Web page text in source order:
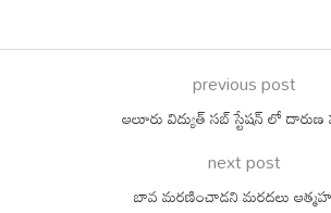
previous post
ఆలూరు విద్యుత్ సబ్ స్టేషన్ లో
next post
బావ మరణించాడని మరదలు